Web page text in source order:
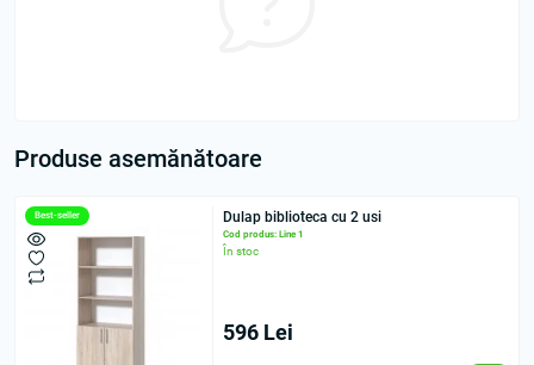
Produse asemănătoare
Best-seller Dulap biblioteca cu 2 usi
Cod produs: Line 1
În stoc
596 Lei